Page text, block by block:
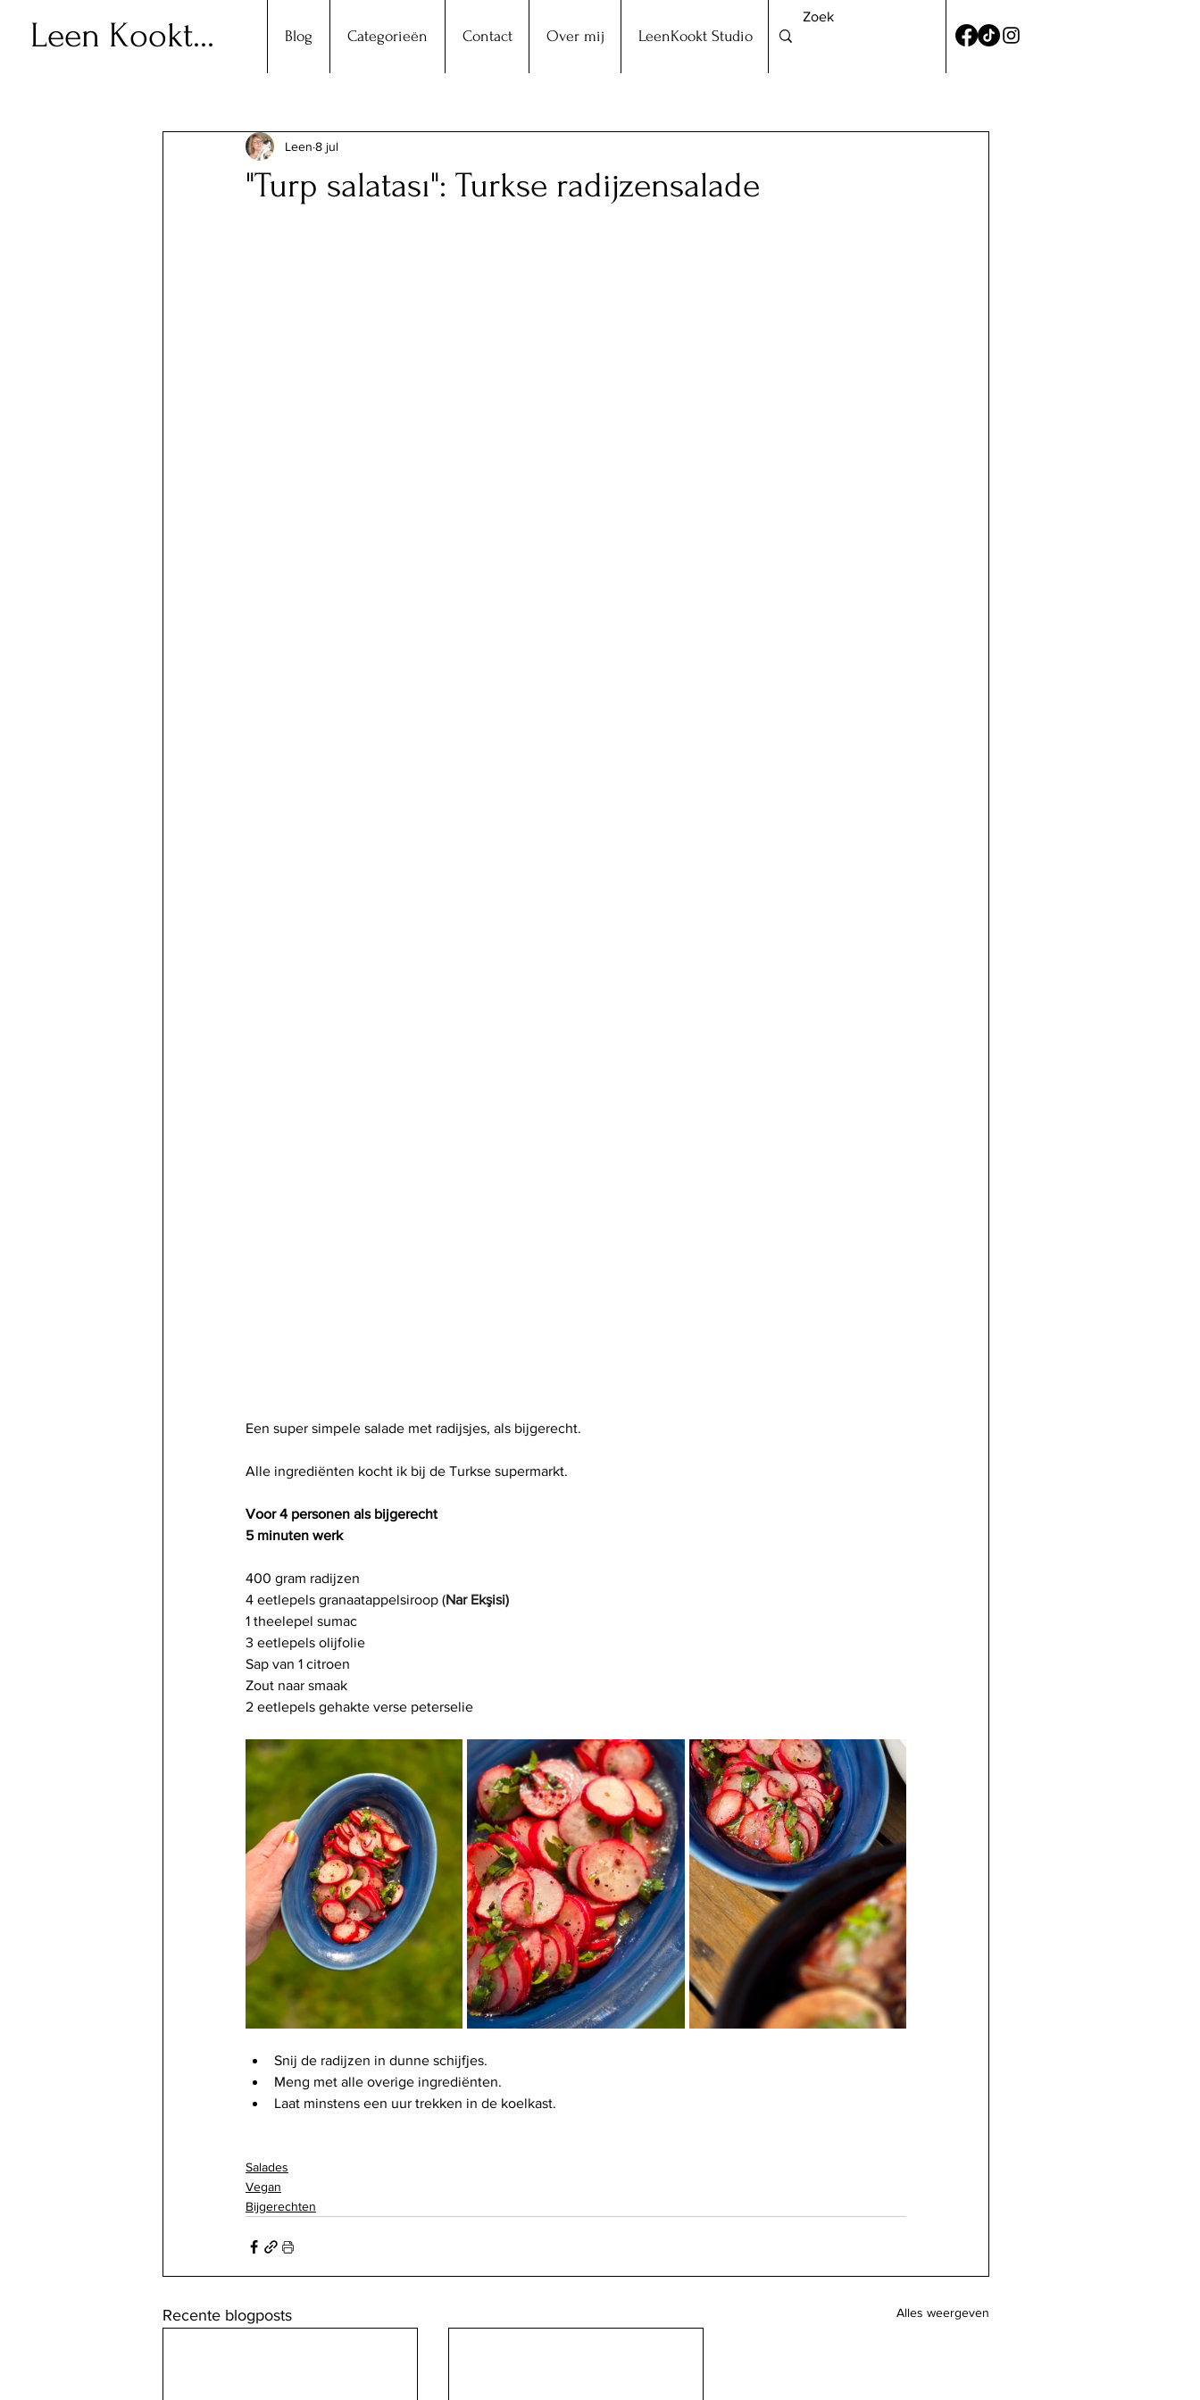
Leen Kookt... Blog Categorieën Contact Over mij LeenKookt Studio
"Turp salatası": Turkse radijzensalade
Leen 8 jul
Een super simpele salade met radijsjes, als bijgerecht.
Alle ingrediënten kocht ik bij de Turkse supermarkt.
Voor 4 personen als bijgerecht
5 minuten werk
400 gram radijzen
4 eetlepels granaatappelsiroop (Nar Ekşisi)
1 theelepel sumac
3 eetlepels olijfolie
Sap van 1 citroen
Zout naar smaak
2 eetlepels gehakte verse peterselie
Snij de radijzen in dunne schijfjes.
Meng met alle overige ingrediënten.
Laat minstens een uur trekken in de koelkast.
Salades
Vegan
Bijgerechten
Recente blogposts Alles weergeven